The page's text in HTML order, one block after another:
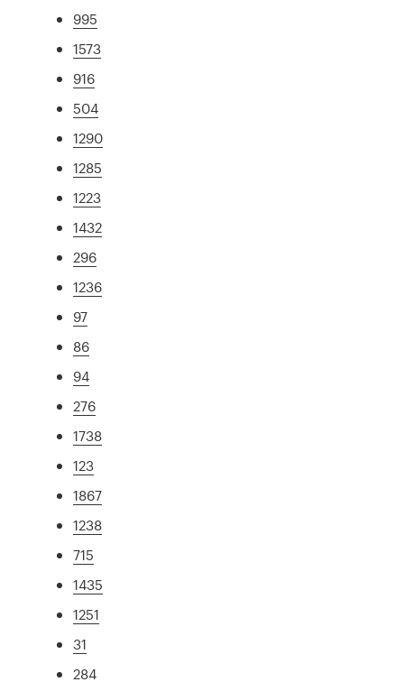
995
1573
916
504
1290
1285
1223
1432
296
1236
97
86
94
276
1738
123
1867
1238
715
1435
1251
31
284